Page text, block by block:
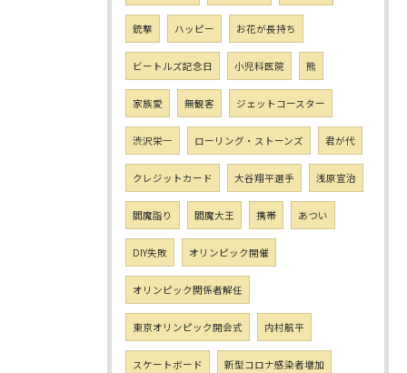
銃撃 ハッピー お花が長持ち
ビートルズ記念日 小児科医院 熊
家族愛 無観客 ジェットコースター
渋沢栄一 ローリング・ストーンズ 君が代
クレジットカード 大谷翔平選手 浅原宣治
閻魔詣り 閻魔大王 携帯 あつい
DIY失敗 オリンピック開催
オリンピック関係者解任
東京オリンピック開会式 内村航平
スケートボード 新型コロナ感染者増加